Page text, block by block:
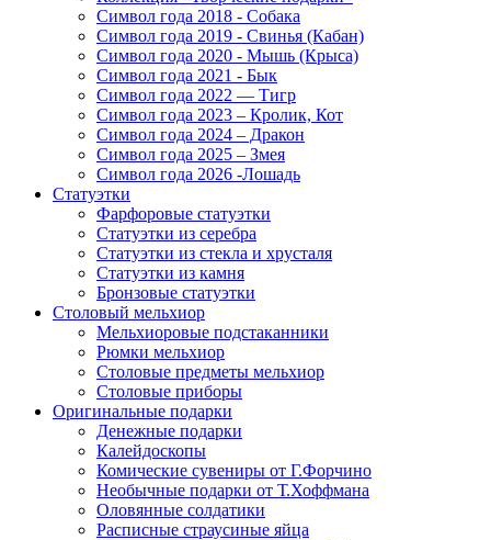
Символ года 2018 - Собака
Символ года 2019 - Свинья (Кабан)
Символ года 2020 - Мышь (Крыса)
Символ года 2021 - Бык
Символ года 2022 — Тигр
Символ года 2023 – Кролик, Кот
Символ года 2024 – Дракон
Символ года 2025 – Змея
Символ года 2026 -Лошадь
Статуэтки
Фарфоровые статуэтки
Статуэтки из серебра
Статуэтки из стекла и хрусталя
Статуэтки из камня
Бронзовые статуэтки
Столовый мельхиор
Мельхиоровые подстаканники
Рюмки мельхиор
Столовые предметы мельхиор
Столовые приборы
Оригинальные подарки
Денежные подарки
Калейдоскопы
Комические сувениры от Г.Форчино
Необычные подарки от Т.Хоффмана
Оловянные солдатики
Расписные страусиные яйца